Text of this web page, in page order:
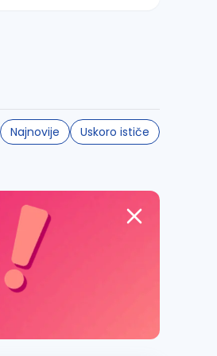
Najnovije Uskoro ističe